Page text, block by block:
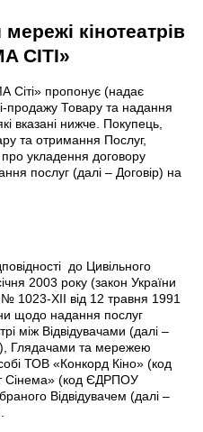
кінотеатрів
СІТІ»
Сіті» пропонує (надає
продажу Товару та надання
вказані нижче. Покупець,
та отримання Послуг,
про укладення договору
послуг (далі – Договір) на
до Цивільного
2003 року (закон України
1023-XII від 12 травня 1991
щодо надання послуг
між Відвідувачами (далі –
Глядачами та мережею
ТОВ «Конкорд Кіно» (код
Сінема» (код ЄДРПОУ
Відвідувачем (далі –